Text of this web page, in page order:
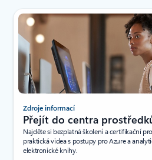
Zobrazil se nový snímek
Zdroje informací
Přejít do centra
Najděte si bezplatná školení a certifikační
praktická videa s postupy pro Azure a
elektronické knihy.